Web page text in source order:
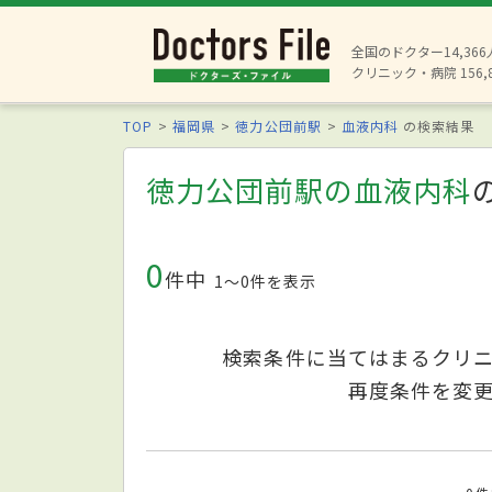
全国のドクター14,366
クリニック・病院
TOP 福岡県 徳力公団前駅 血液内科 の検索結果
徳力公団前駅の血液内科
0件中 1〜0件を表示
検索条件に当てはまるクリ
再度条件を変